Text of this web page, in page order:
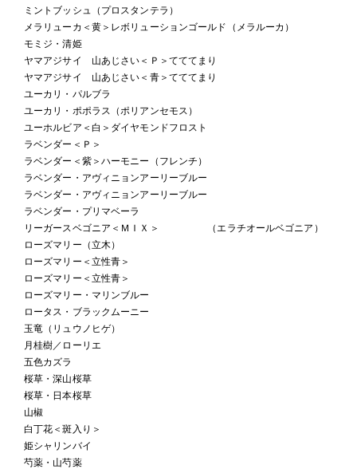
ミントブッシュ（プロスタンテラ）
メラリューカ＜黄＞レボリューションゴールド（メラルーカ）
モミジ・清姫
ヤマアジサイ 山あじさい＜Ｐ＞てててまり
ヤマアジサイ 山あじさい＜青＞てててまり
ユーカリ・パルブラ
ユーカリ・ポポラス（ポリアンセモス）
ユーホルビア＜白＞ダイヤモンドフロスト
ラベンダー＜Ｐ＞
ラベンダー＜紫＞ハーモニー（フレンチ）
ラベンダー・アヴィニョンアーリーブルー
ラベンダー・アヴィニョンアーリーブルー
ラベンダー・プリマベーラ
リーガースベゴニア＜ＭＩＸ＞ （エラチオールベゴニア）
ローズマリー（立木）
ローズマリー＜立性青＞
ローズマリー＜立性青＞
ローズマリー・マリンブルー
ロータス・ブラックムーニー
玉竜（リュウノヒゲ）
月桂樹／ローリエ
五色カズラ
桜草・深山桜草
桜草・日本桜草
山椒
白丁花＜斑入り＞
姫シャリンバイ
芍薬・山芍薬